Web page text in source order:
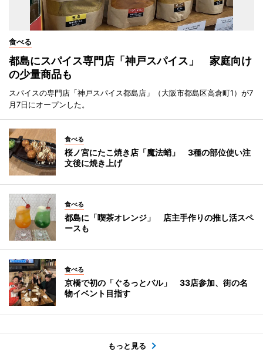
食べる
都島にスパイス専門店「神戸スパイス」 家庭向け
の少量商品も
スパイスの専門店「神戸スパイス都島店」（大阪市都島区高倉町1）が7
月7日にオープンした。
食べる
桜ノ宮にたこ焼き店「魔法蛸」 3種の部位使い注
文後に焼き上げ
食べる
都島に「喫茶オレンジ」 店主手作りの推し活スペ
ースも
食べる
京橋で初の「ぐるっとバル」 33店参加、街の名
物イベント目指す
もっと見る